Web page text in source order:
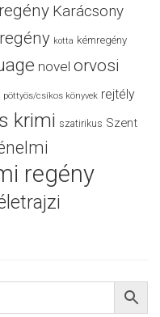
Karácsony
kotta kémregény
novel orvosi
pöttyös/csíkos könyvek rejtély
krimi szatirikus Szent
regény